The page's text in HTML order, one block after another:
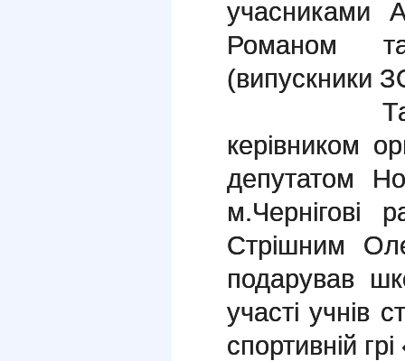
учасниками
Романом
(випускники
Також
керівником
депутатом
м.Чернігові
Стрішним
подарував
участі учнів
спортивній